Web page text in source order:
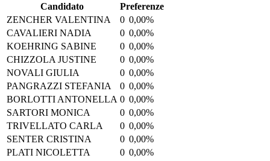
Candidato
Preferenze
ZENCHER VALENTINA
0 0,00%
CAVALIERI NADIA
0 0,00%
KOEHRING SABINE
0 0,00%
CHIZZOLA JUSTINE
0 0,00%
NOVALI GIULIA
0 0,00%
PANGRAZZI STEFANIA
0 0,00%
BORLOTTI ANTONELLA 0 0,00%
SARTORI MONICA
0 0,00%
TRIVELLATO CARLA
0 0,00%
SENTER CRISTINA
0 0,00%
PLATI NICOLETTA
0 0,00%